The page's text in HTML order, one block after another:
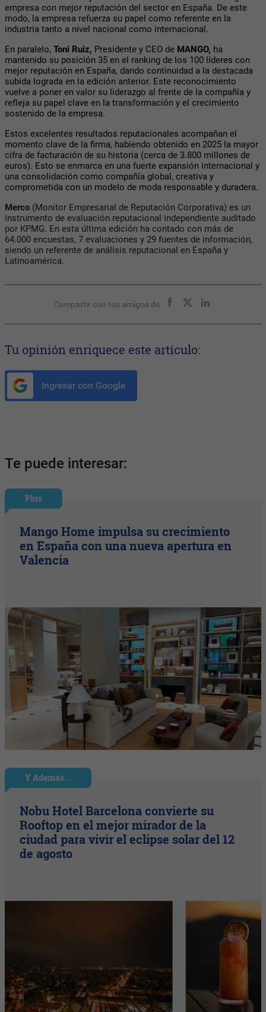
empresa con mejor reputación del sector en España. De este
modo, la empresa refuerza su papel como referente en la
industria tanto a nivel nacional como internacional.
En paralelo, Toni Ruiz, Presidente y CEO de MANGO, ha
mantenido su posición 35 en el ranking de los 100 líderes con
mejor reputación en España, dando continuidad a la destacada
subida lograda en la edición anterior. Este reconocimiento
vuelve a poner en valor su liderazgo al frente de la compañía y
refleja su papel clave en la transformación y el crecimiento
sostenido de la empresa.
Estos excelentes resultados reputacionales acompañan el
momento clave de la firma, habiendo obtenido en 2025 la mayor
cifra de facturación de su historia (cerca de 3.800 millones de
euros). Esto se enmarca en una fuerte expansión internacional y
una consolidación como compañía global, creativa y
comprometida con un modelo de moda responsable y duradera.
Merco (Monitor Empresarial de Reputación Corporativa) es un
instrumento de evaluación reputacional independiente auditado
por KPMG. En esta última edición ha contado con más de
64.000 encuestas, 7 evaluaciones y 29 fuentes de información,
siendo un referente de análisis reputacional en España y
Latinoamérica.
Compartir con tus amigos de
Tu opinión enriquece este artículo:
Ingresar con Google
Te puede interesar:
Plus
Mango Home impulsa su crecimiento
en España con una nueva apertura en
Valencia
Y Además...
Nobu Hotel Barcelona convierte su
Rooftop en el mejor mirador de la
ciudad para vivir el eclipse solar del 12
de agosto